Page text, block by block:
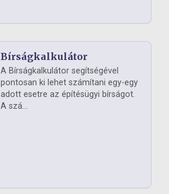
Bírságkalkulátor
A Bírságkalkulátor segítségével
pontosan ki lehet számítani egy-egy
adott esetre az építésügyi bírságot.
A szá...